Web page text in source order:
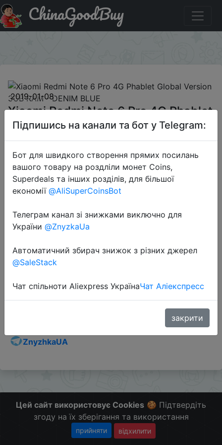
Код на знижку GBMPR76S Xiaomi Redmi Note 6 Pro 4G
Phablet Global Version 3GB RAM - DENIM BLUE
ChinaGoodBuy
2019-01-08
Xiaomi Redmi Note 6 Pro 4G Phablet
Global Version 3GB RAM - DENIM
BLUE
$158.19
Промокод:"GBMPR76S"
Слідкуйте за знижками на мобільному, в телеграм
ZnyzhkaUA
Цей сайт використовує Cookies 🍪 Підтвердіть
згоду на їх зберігання та використання
прийняти відхилити
Підпишись на канали та бот у Telegram:
Бот для швидкого створення прямих посилань
вашого товару на роздліли монет Coins,
Superdeals та інших розділів, для більшої
економії @AliSuperCoinsBot
Телеграм канал зі знижками виключно для
України @ZnyzkaUa
Автоматичний збирач знижок з різних джерел
@SaleStack
Чат спільноти Aliexpress УкраїнаЧат Аліекспресс
закрити